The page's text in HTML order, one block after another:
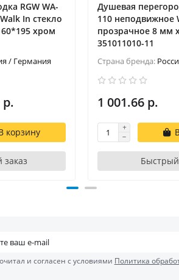
RGW WA-
In cтекло
xром
/ Германия
р.
корзину
Душевая
110 неподвижное
прозрачное 8 мм
351011010-11
Страна бренда:
1 001.66 р.
Быстрый
и согласен с условиями Политика